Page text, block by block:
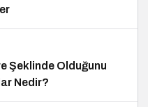
Şeklinde Olduğunu
Nedir?